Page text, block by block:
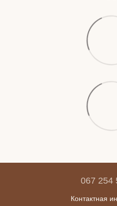
067 254
Контактная